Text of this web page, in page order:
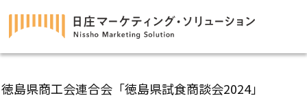
徳島県商工会連合会「徳島県試食商談会2024」